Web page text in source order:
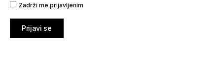
Zadrži me prijavljenim
Prijavi se